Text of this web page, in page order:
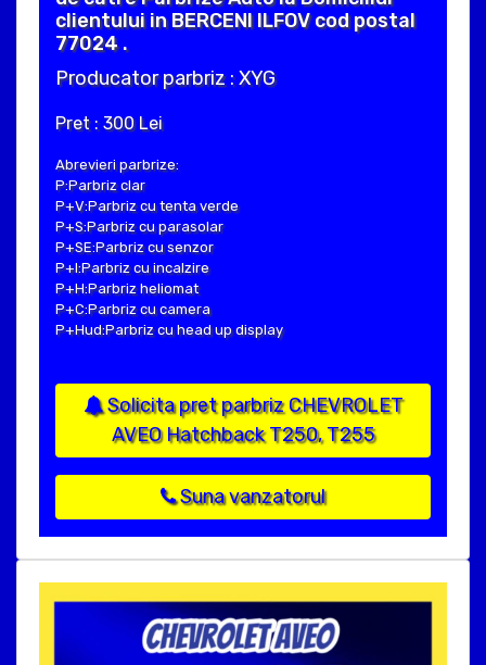
clientului in BERCENI ILFOV cod postal
77024 .
Producator parbriz : XYG
Pret : 300 Lei
Abrevieri parbrize:
P:Parbriz clar
P+V:Parbriz cu tenta verde
P+S:Parbriz cu parasolar
P+SE:Parbriz cu senzor
P+I:Parbriz cu incalzire
P+H:Parbriz heliomat
P+C:Parbriz cu camera
P+Hud:Parbriz cu head up display
Solicita pret parbriz CHEVROLET
AVEO Hatchback T250, T255
Suna vanzatorul